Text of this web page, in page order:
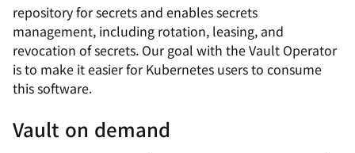
repository for secrets and enables secrets
management, including rotation, leasing, and
revocation of secrets. Our goal with the Vault Operator
is to make it easier for Kubernetes users to consume
this software.
Vault on demand